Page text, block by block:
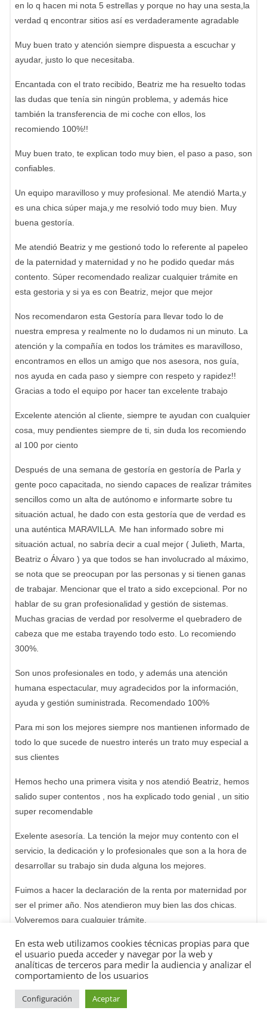
en lo q hacen mi nota 5 estrellas y porque no hay una sesta,la
verdad q encontrar sitios así es verdaderamente agradable
Muy buen trato y atención siempre dispuesta a escuchar y
ayudar, justo lo que necesitaba.
Encantada con el trato recibido, Beatriz me ha resuelto todas
las dudas que tenía sin ningún problema, y además hice
también la transferencia de mi coche con ellos, los
recomiendo 100%!!
Muy buen trato, te explican todo muy bien, el paso a paso, son
confiables.
Un equipo maravilloso y muy profesional. Me atendió Marta,y
es una chica súper maja,y me resolvió todo muy bien. Muy
buena gestoría.
Me atendió Beatriz y me gestionó todo lo referente al papeleo
de la paternidad y maternidad y no he podido quedar más
contento. Súper recomendado realizar cualquier trámite en
esta gestoria y si ya es con Beatriz, mejor que mejor
Nos recomendaron esta Gestoría para llevar todo lo de
nuestra empresa y realmente no lo dudamos ni un minuto. La
atención y la compañía en todos los trámites es maravilloso,
encontramos en ellos un amigo que nos asesora, nos guía,
nos ayuda en cada paso y siempre con respeto y rapidez!!
Gracias a todo el equipo por hacer tan excelente trabajo
Excelente atención al cliente, siempre te ayudan con cualquier
cosa, muy pendientes siempre de ti, sin duda los recomiendo
al 100 por ciento
Después de una semana de gestoría en gestoría de Parla y
gente poco capacitada, no siendo capaces de realizar trámites
sencillos como un alta de autónomo e informarte sobre tu
situación actual, he dado con esta gestoría que de verdad es
una auténtica MARAVILLA. Me han informado sobre mi
situación actual, no sabría decir a cual mejor ( Julieth, Marta,
Beatriz o Álvaro ) ya que todos se han involucrado al máximo,
se nota que se preocupan por las personas y si tienen ganas
de trabajar. Mencionar que el trato a sido excepcional. Por no
hablar de su gran profesionalidad y gestión de sistemas.
Muchas gracias de verdad por resolverme el quebradero de
cabeza que me estaba trayendo todo esto. Lo recomiendo
300%.
Son unos profesionales en todo, y además una atención
humana espectacular, muy agradecidos por la información,
ayuda y gestión suministrada. Recomendado 100%
Para mi son los mejores siempre nos mantienen informado de
todo lo que sucede de nuestro interés un trato muy especial a
sus clientes
Hemos hecho una primera visita y nos atendió Beatriz, hemos
salido super contentos , nos ha explicado todo genial , un sitio
super recomendable
Exelente asesoría. La tención la mejor muy contento con el
servicio, la dedicación y lo profesionales que son a la hora de
desarrollar su trabajo sin duda alguna los mejores.
Fuimos a hacer la declaración de la renta por maternidad por
ser el primer año. Nos atendieron muy bien las dos chicas.
Volveremos para cualquier trámite.
Encantado con el trato recibido, estoy en otra comunidad
Autónoma y no tuvieron problema en ayudarme con mis
gestiones telemáticamente de forma rápida y eficiente
En esta web utilizamos cookies técnicas propias para que
el usuario pueda acceder y navegar por la web y
analíticas de terceros para medir la audiencia y analizar el
comportamiento de los usuarios
Configuración Aceptar